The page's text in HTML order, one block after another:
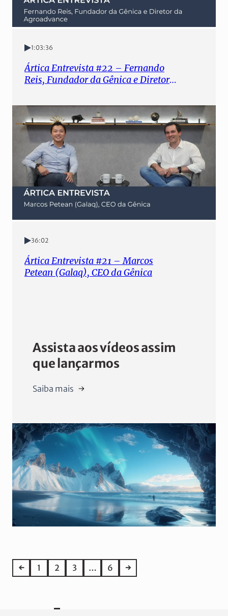
1:03:36
Ártica Entrevista #22 – Fernando
Reis, Fundador da Gênica e Diretor
36:02
Ártica Entrevista #21 – Marcos
Petean (Galaq), CEO da Gênica
Assista aos vídeos assim
que lançarmos
Saiba mais
← 1 2 3 … 6 →